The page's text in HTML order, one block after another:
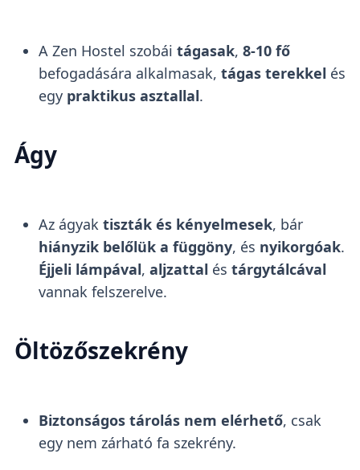
A Zen Hostel szobái tágasak, 8-10 fő
befogadására alkalmasak, tágas terekkel és
egy praktikus asztallal.
Ágy
Az ágyak tiszták és kényelmesek, bár
hiányzik belőlük a függöny, és nyikorgóak.
Éjjeli lámpával, aljzattal és tárgytálcával
vannak felszerelve.
Öltözőszekrény
Biztonságos tárolás nem elérhető, csak
egy nem zárható fa szekrény.